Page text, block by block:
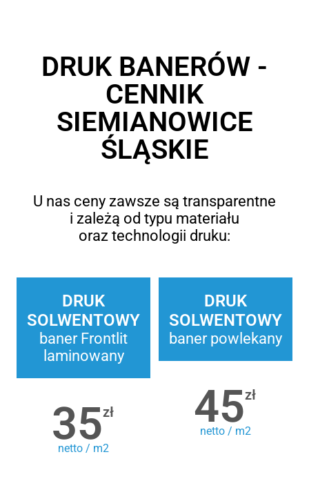
DRUK BANERÓW -
CENNIK
SIEMIANOWICE
ŚLĄSKIE
U nas ceny zawsze są transparentne
i zależą od typu materiału
oraz technologii druku:
DRUK
SOLWENTOWY
baner Frontlit
laminowany
35zł
netto / m2
DRUK
SOLWENTOWY
baner powlekany
45zł
netto / m2